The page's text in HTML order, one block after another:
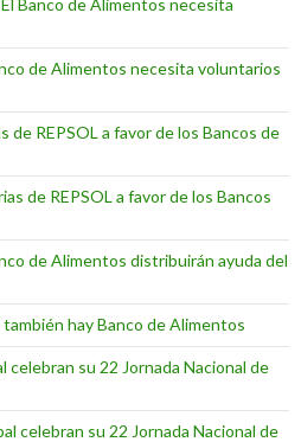
El Banco de Alimentos necesita
de Alimentos necesita voluntarios
de REPSOL a favor de los Bancos de
de REPSOL a favor de los Bancos
de Alimentos distribuirán ayuda del
también hay Banco de Alimentos
celebran su 22 Jornada Nacional de
celebran su 22 Jornada Nacional de